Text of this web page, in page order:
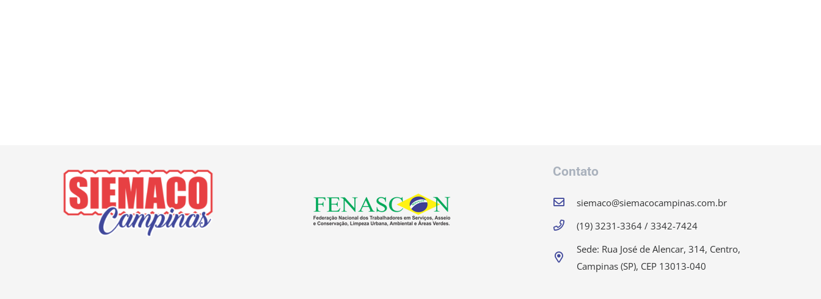
Contato
siemaco@siemacocampinas.com.br
(19) 3231-3364 / 3342-7424
Sede: Rua José de Alencar, 314, Centro,
Campinas (SP), CEP 13013-040